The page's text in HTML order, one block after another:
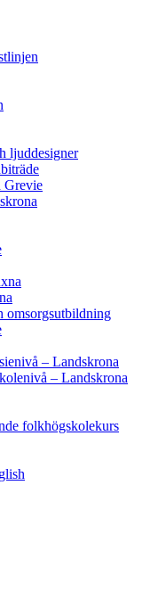
ljuddesigner
Grevie
omsorgsutbildning
– Landskrona
– Landskrona
folkhögskolekurs